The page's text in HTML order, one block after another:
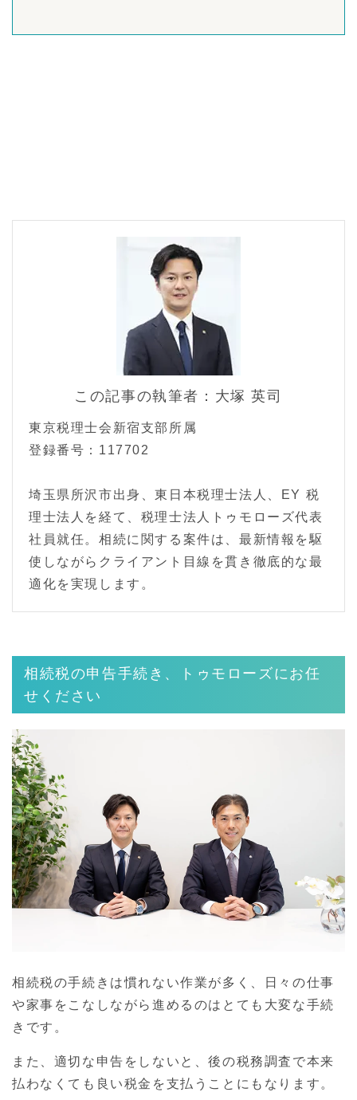
この記事の執筆者：大塚 英司
東京税理士会新宿支部所属
登録番号：117702
埼玉県所沢市出身、東日本税理士法人、EY 税
理士法人を経て、税理士法人トゥモローズ代表
社員就任。相続に関する案件は、最新情報を駆
使しながらクライアント目線を貫き徹底的な最
適化を実現します。
相続税の申告手続き、トゥモローズにお任
せください
相続税の手続きは慣れない作業が多く、日々の仕事
や家事をこなしながら進めるのはとても大変な手続
きです。
また、適切な申告をしないと、後の税務調査で本来
払わなくても良い税金を支払うことにもなります。